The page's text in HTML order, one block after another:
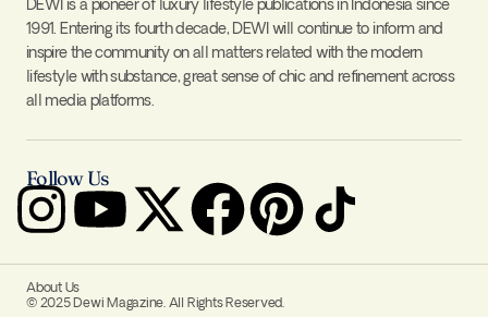
DEWI is a pioneer of luxury lifestyle publications in Indonesia since
1991. Entering its fourth decade, DEWI will continue to inform and
inspire the community on all matters related with the modern
lifestyle with substance, great sense of chic and refinement across
all media platforms.
Follow Us
About Us
© 2025 Dewi Magazine. All Rights Reserved.